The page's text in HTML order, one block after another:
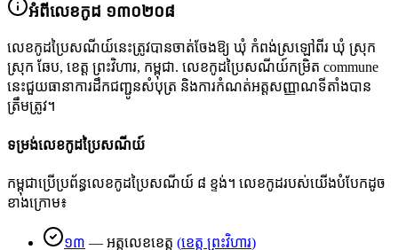
អំពីលេខកូដ ១៣០២០៨
លេខកូដប្រៃសណីយ៍នេះត្រូវបានចាត់ចែងឱ្យ ឃុំ កំពង់ស្រឡៅពីរ ឃុំ ស្រុក
ស្រុក ឆែប, ខេត្ត ព្រះវិហារ, កម្ពុជា. លេខកូដប្រៃសណីយ៍កម្រិត commune
នេះជួយធានាការដឹកជញ្ជូនសំបុត្រ និងការកំណត់អត្តសញ្ញាណទីតាំងបាន
ត្រឹមត្រូវ។
ទម្រង់លេខកូដប្រៃសណីយ៍
កម្ពុជាប្រើប្រព័ន្ធលេខកូដប្រៃសណីយ៍ ៨ ខ្ទង់។ លេខកូដរបស់យើងបំបែកដូច
ខាងក្រោម៖
១៣ — អត្តលេខខេត្ត (ខេត្ត ព្រះវិហារ)